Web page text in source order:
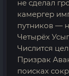
не сделал
камергер
путников —
Четырёх
Числится
Призрак
поисках